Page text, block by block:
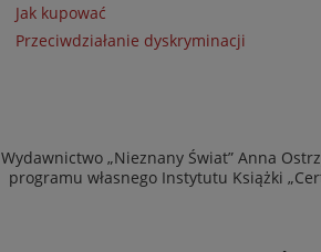
Jak kupować
Przeciwdziałanie dyskryminacji
Wydawnictwo „Nieznany Świat” Anna
programu własnego Instytutu Książki